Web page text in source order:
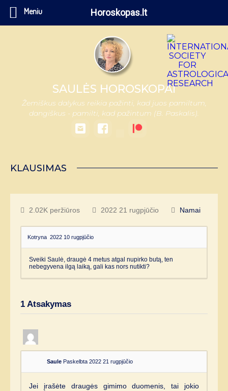
SAULĖS HOROSKOPAI
Žemiškus dalykus reikia pažinti, kad juos pamiltum,
dangiškus - pamilti, kad pažintum (B. Paskalis).
KLAUSIMAS
2.02K peržiūros 2022 21 rugpjūčio Namai
Kotryna 2022 10 rugpjūčio
Sveiki Saulė, draugė 4 metus atgal nupirko butą, ten
nebegyvena ilgą laiką, gali kas nors nutikti?
1 Atsakymas
Saule Paskelbta 2022 21 rugpjūčio
Jei įrašėte draugės gimimo duomenis, tai jokio
Meniu Horoskopas.lt